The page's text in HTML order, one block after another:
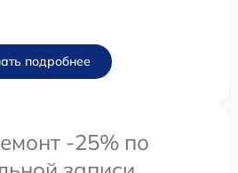
подробнее
-25% по